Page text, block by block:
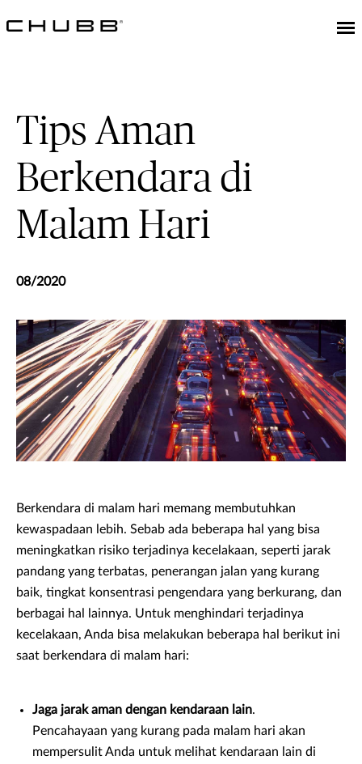
Tips Aman
Berkendara di
Malam Hari
08/2020
Berkendara di malam hari memang membutuhkan
kewaspadaan lebih. Sebab ada beberapa hal yang bisa
meningkatkan risiko terjadinya kecelakaan, seperti jarak
pandang yang terbatas, penerangan jalan yang kurang
baik, tingkat konsentrasi pengendara yang berkurang, dan
berbagai hal lainnya. Untuk menghindari terjadinya
kecelakaan, Anda bisa melakukan beberapa hal berikut ini
saat berkendara di malam hari:
Jaga jarak aman dengan kendaraan lain.
Pencahayaan yang kurang pada malam hari akan
mempersulit Anda untuk melihat kendaraan lain di